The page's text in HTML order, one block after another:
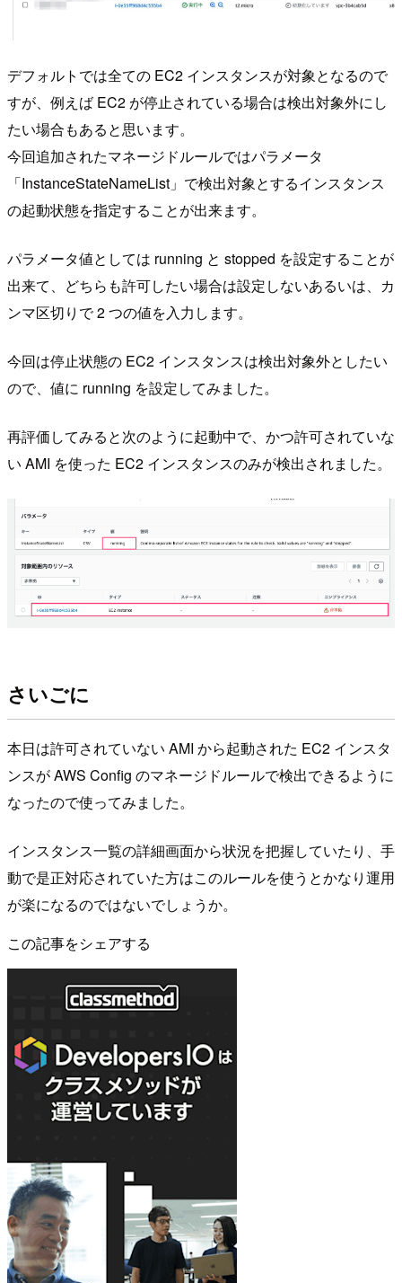
デフォルトでは全ての EC2 インスタンスが対象となるので
すが、例えば EC2 が停止されている場合は検出対象外にし
たい場合もあると思います。
今回追加されたマネージドルールではパラメータ
「InstanceStateNameList」で検出対象とするインスタンス
の起動状態を指定することが出来ます。
パラメータ値としては running と stopped を設定することが
出来て、どちらも許可したい場合は設定しないあるいは、カ
ンマ区切りで 2 つの値を入力します。
今回は停止状態の EC2 インスタンスは検出対象外としたい
ので、値に running を設定してみました。
再評価してみると次のように起動中で、かつ許可されていな
い AMI を使った EC2 インスタンスのみが検出されました。
さいごに
本日は許可されていない AMI から起動された EC2 インスタ
ンスが AWS Config のマネージドルールで検出できるように
なったので使ってみました。
インスタンス一覧の詳細画面から状況を把握していたり、手
動で是正対応されていた方はこのルールを使うとかなり運用
が楽になるのではないでしょうか。
この記事をシェアする